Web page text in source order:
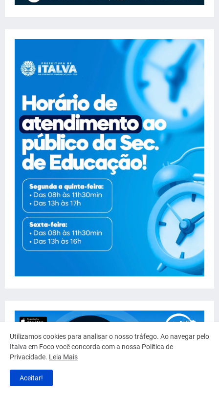
Utilizamos cookies para analisar o nosso tráfego. Ao navegar pelo
Italva em Foco você concorda com a nossa Política de
Privacidade. Leia Mais
Aceitar!